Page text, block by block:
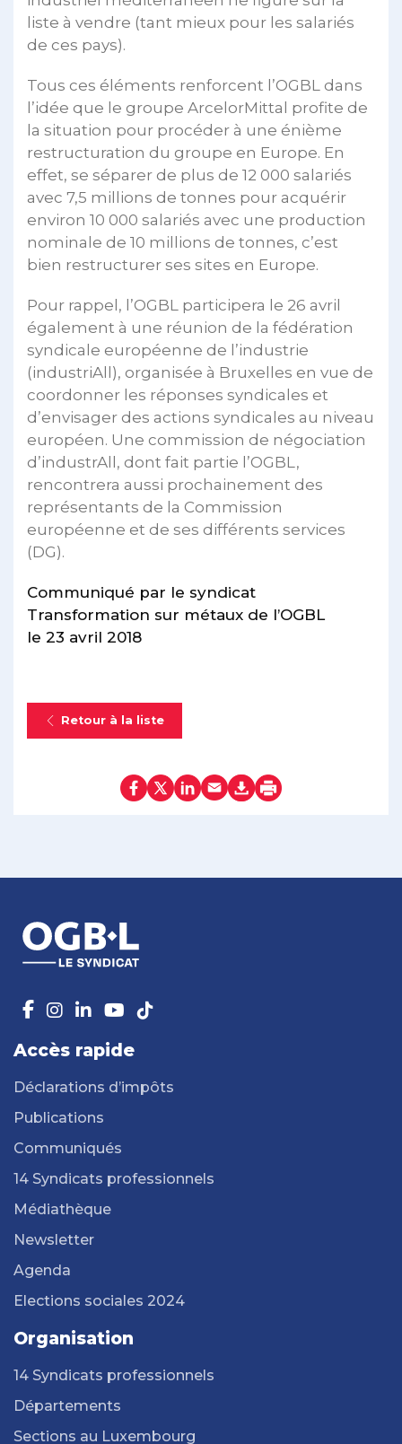
liste à vendre (tant mieux pour les salariés
de ces pays).
Tous ces éléments renforcent l’OGBL dans
l’idée que le groupe ArcelorMittal profite de
la situation pour procéder à une énième
restructuration du groupe en Europe. En
effet, se séparer de plus de 12 000 salariés
avec 7,5 millions de tonnes pour acquérir
environ 10 000 salariés avec une production
nominale de 10 millions de tonnes, c’est
bien restructurer ses sites en Europe.
Pour rappel, l’OGBL participera le 26 avril
également à une réunion de la fédération
syndicale européenne de l’industrie
(industriAll), organisée à Bruxelles en vue de
coordonner les réponses syndicales et
d’envisager des actions syndicales au niveau
européen. Une commission de négociation
d’industrAll, dont fait partie l’OGBL,
rencontrera aussi prochainement des
représentants de la Commission
européenne et de ses différents services
(DG).
Communiqué par le syndicat
Transformation sur métaux de l’OGBL
le 23 avril 2018
Retour à la liste
Accès rapide
Déclarations d’impôts
Publications
Communiqués
14 Syndicats professionnels
Médiathèque
Newsletter
Agenda
Elections sociales 2024
Organisation
14 Syndicats professionnels
Départements
Sections au Luxembourg